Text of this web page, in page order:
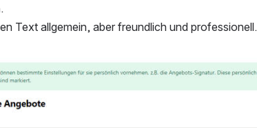
Text allgemein, aber freundlich und professionell.